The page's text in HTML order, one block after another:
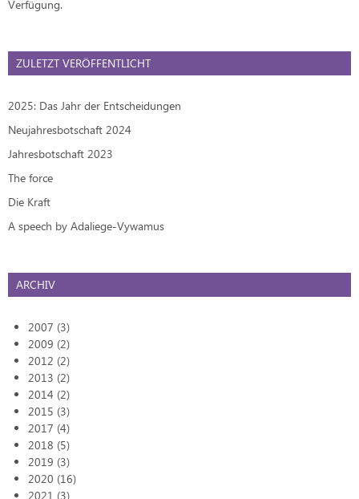
Verfügung.
ZULETZT VERÖFFENTLICHT
2025: Das Jahr der Entscheidungen
Neujahresbotschaft 2024
Jahresbotschaft 2023
The force
Die Kraft
A speech by Adaliege-Vywamus
ARCHIV
2007 (3)
2009 (2)
2012 (2)
2013 (2)
2014 (2)
2015 (3)
2017 (4)
2018 (5)
2019 (3)
2020 (16)
2021 (3)